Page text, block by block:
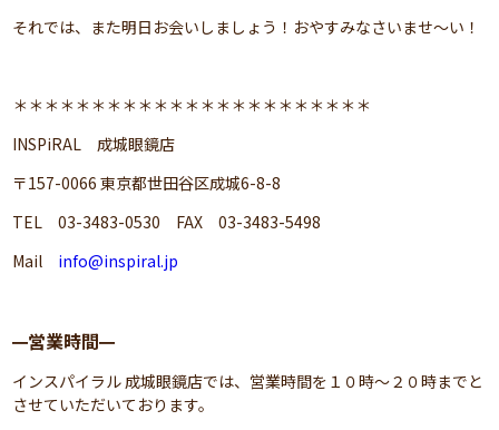
それでは、また明日お会いしましょう！おやすみなさいませ～い！
＊＊＊＊＊＊＊＊＊＊＊＊＊＊＊＊＊＊＊＊＊＊＊
INSPiRAL 成城眼鏡店
〒157-0066 東京都世田谷区成城6-8-8
TEL 03-3483-0530 FAX 03-3483-5498
Mail info@inspiral.jp
━営業時間━
インスパイラル 成城眼鏡店では、営業時間を１０時～２０時までと
させていただいております。